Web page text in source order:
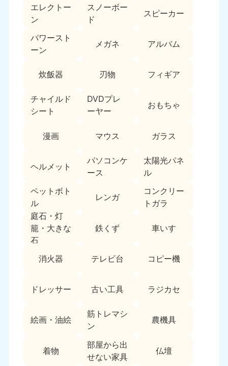
エレクトー
ン
スノーボー
ド
スピーカー
パワースト
ーン
メガネ アルバム
炊飯器 刃物 フィギア
チャイルド
シート
DVDプレ
ーヤー
おもちゃ
漫画 マウス ガラス
ヘルメット
パソコンケ
ース
太陽光パネ
ル
ペットボト
ル
レンガ
コンクリー
トガラ
庭石・灯
籠・大きな
石
鉄くず 車いす
消火器 テレビ台 コピー機
ドレッサー 古い工具 ラジカセ
絵画・油絵
筋トレマシ
ン
農機具
着物
部屋から出
せない家具
仏壇